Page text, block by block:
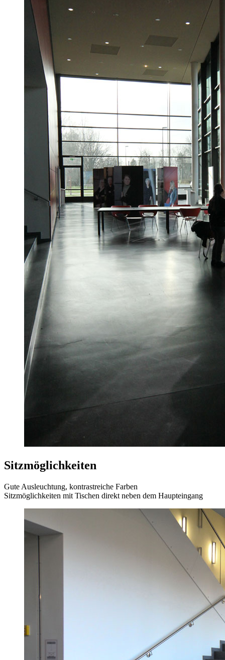
Sitzmöglichkeiten
Gute Ausleuchtung, kontrastreiche Farben
Sitzmöglichkeiten mit Tischen direkt neben dem Haupteingang